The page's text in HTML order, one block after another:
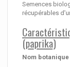
Semences
récupérables
(paprika)
Nom botanique